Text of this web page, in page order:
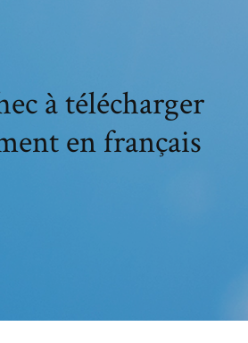
à télécharger
en français